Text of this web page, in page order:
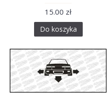
15.00 zł
Do koszyka